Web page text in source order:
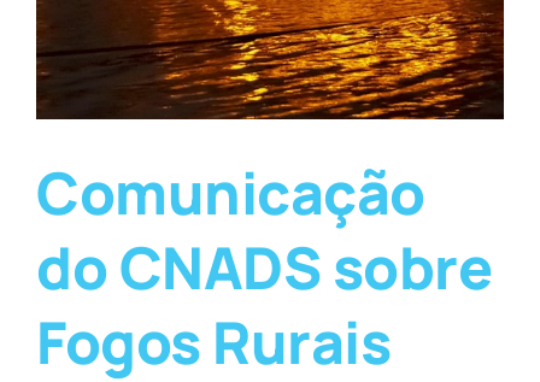
Comunicação
do CNADS sobre
Fogos Rurais